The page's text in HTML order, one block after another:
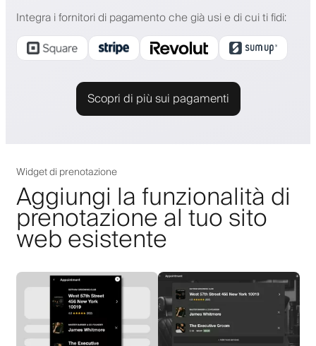
Integra i fornitori di pagamento che già usi e di cui ti fidi:
Scopri di più sui pagamenti
Widget di prenotazione
Aggiungi la funzionalità di
prenotazione al tuo sito
web esistente